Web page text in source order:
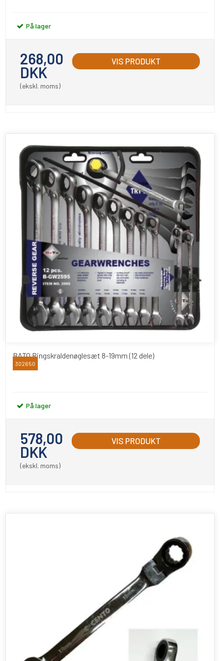
På lager
268,00
DKK
(ekskl. moms)
VIS PRODUKT
BATO Ringskraldenøglesæt 8-19mm (12 dele)
BATO
302650
På lager
578,00
DKK
(ekskl. moms)
VIS PRODUKT